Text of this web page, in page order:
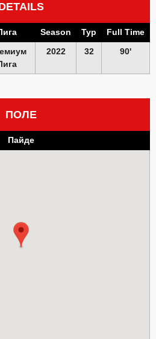
Season Тур
Full Time
2022 32 90'
ПОЛЕ
Пайде